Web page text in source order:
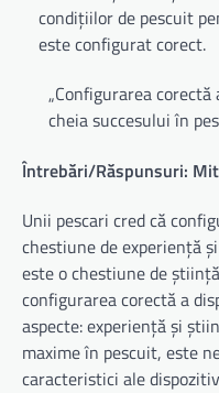
condițiilor de pescuit
este configurat corect.
„Configurarea
cheia succesului în
Întrebări/Răspunsuri:
Unii pescari cred că
chestiune de experiență
este o chestiune de
configurarea corectă a
aspecte: experiență și
maxime în pescuit, este
caracteristici ale